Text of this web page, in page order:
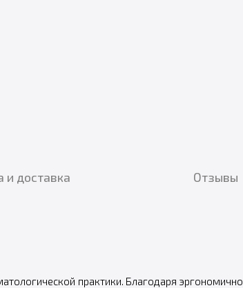
и доставка Отзывы
практики. Благодаря